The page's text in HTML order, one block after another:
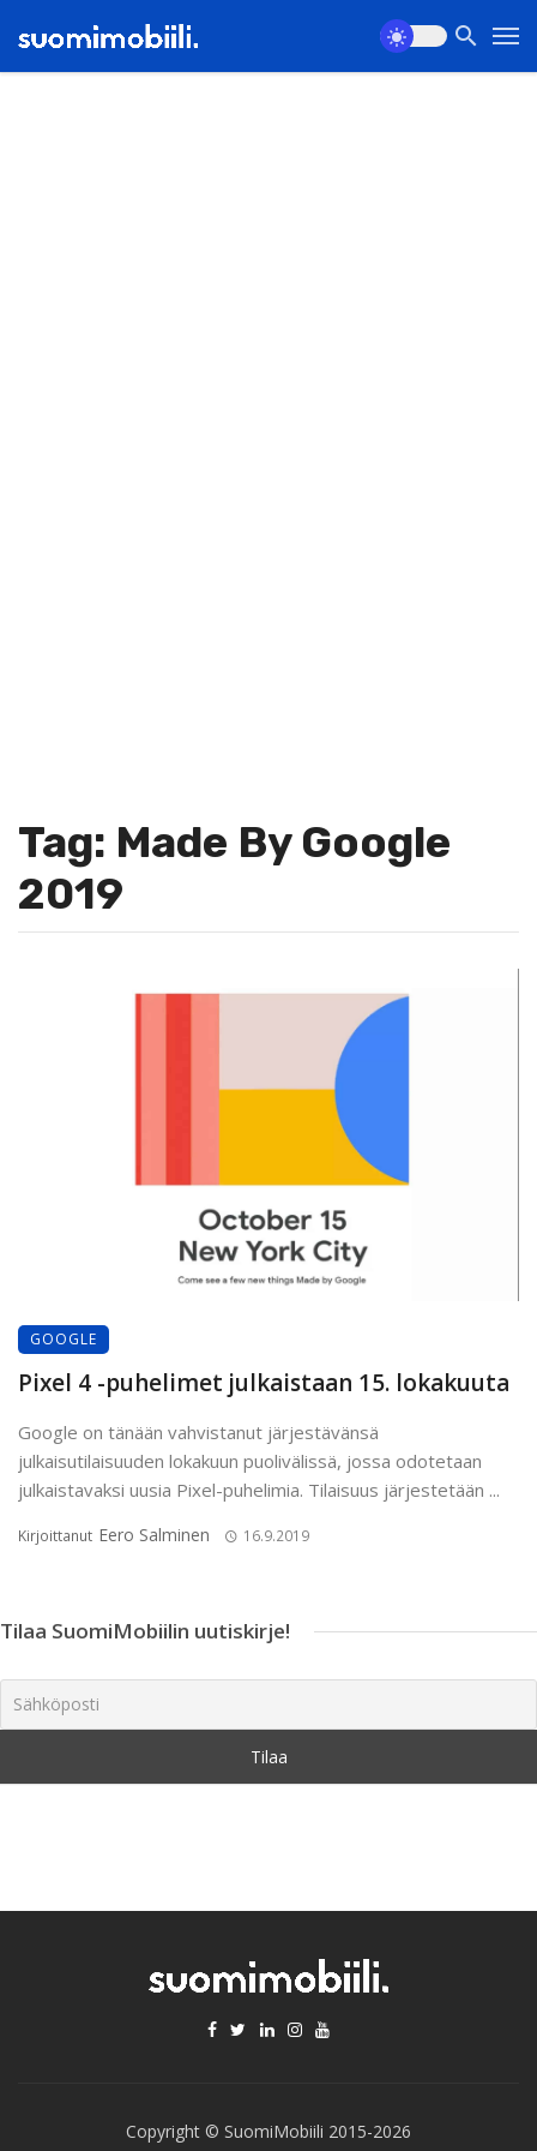
Tag: Made By Google
2019
GOOGLE
Pixel 4 -puhelimet julkaistaan 15. lokakuuta
Google on tänään vahvistanut järjestävänsä
julkaisutilaisuuden lokakuun puolivälissä, jossa odotetaan
julkaistavaksi uusia Pixel-puhelimia. Tilaisuus järjestetään ...
Kirjoittanut Eero Salminen 16.9.2019
Tilaa SuomiMobiilin uutiskirje!
Copyright © SuomiMobiili 2015-2026